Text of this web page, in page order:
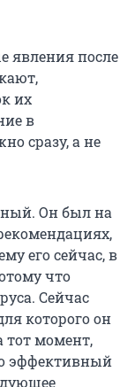
явления после
их
в
сразу, а не
Он был на
его сейчас, в
что
Сейчас
которого он
тот момент,
эффективный